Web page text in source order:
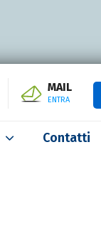
MAIL
ENTRA
Contatti